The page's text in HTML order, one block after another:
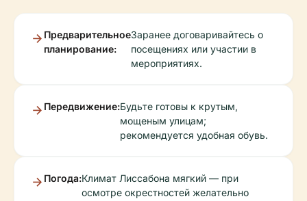
Предварительное
планирование:
Заранее договаривайтесь о
посещениях или участии в
мероприятиях.
Передвижение:Будьте готовы к крутым,
мощеным улицам;
рекомендуется удобная обувь.
Погода:Климат Лиссабона мягкий — при
осмотре окрестностей желательно